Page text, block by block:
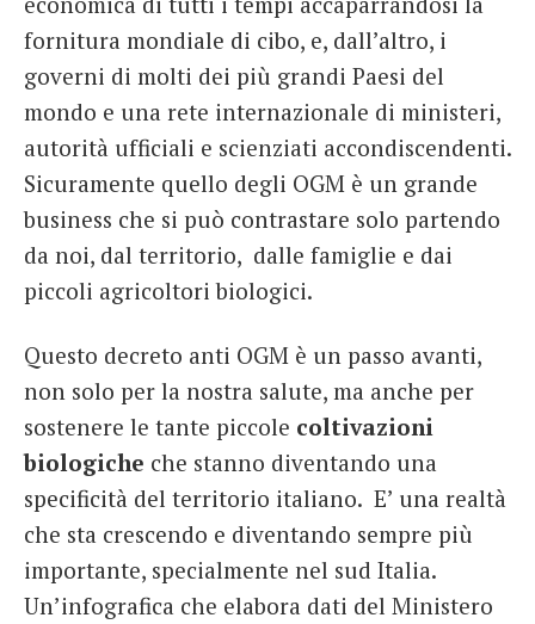
fornitura mondiale di cibo, e, dall’altro, i
governi di molti dei più grandi Paesi del
mondo e una rete internazionale di ministeri,
autorità ufficiali e scienziati accondiscendenti.
Sicuramente quello degli OGM è un grande
business che si può contrastare solo partendo
da noi, dal territorio, dalle famiglie e dai
piccoli agricoltori biologici.
Questo decreto anti OGM è un passo avanti,
non solo per la nostra salute, ma anche per
sostenere le tante piccole coltivazioni
biologiche che stanno diventando una
specificità del territorio italiano. E’ una realtà
che sta crescendo e diventando sempre più
importante, specialmente nel sud Italia.
Un’infografica che elabora dati del Ministero